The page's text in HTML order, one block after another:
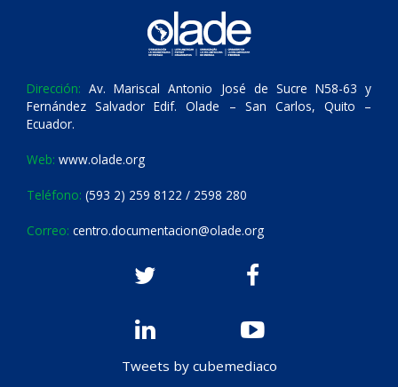
Dirección: Av. Mariscal Antonio José de Sucre N58-63 y
Fernández Salvador Edif. Olade – San Carlos, Quito –
Ecuador.
Web: www.olade.org
Teléfono: (593 2) 259 8122 / 2598 280
Correo: centro.documentacion@olade.org
Tweets by cubemediaco